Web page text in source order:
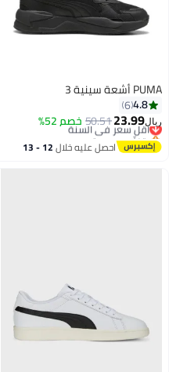
PUMA أشعة سينية 3
4.8
6
ريال23.99
50.51خصم 52%
أقل سعر في السنة
بتخلّص بسرعة
أقل سعر في السنة
احصل عليه خلال 12 - 13
اغسطس